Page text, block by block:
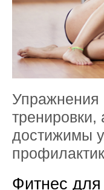
Упражнения
тренировки,
достижимы
Фитнес